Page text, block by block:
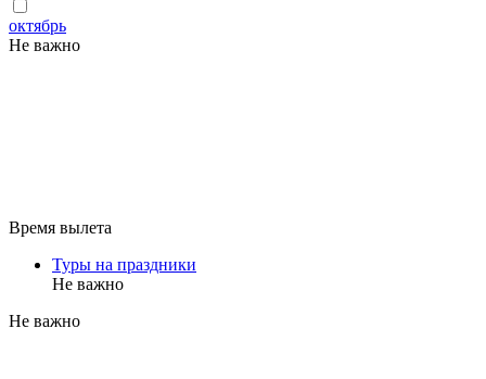
октябрь
Не важно
Время вылета
Туры на праздники
Не важно
Не важно